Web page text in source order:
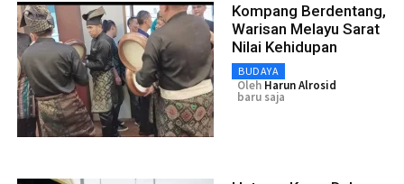
Kompang Berdentang,
Warisan Melayu Sarat
Nilai Kehidupan
BUDAYA
Oleh Harun Alrosid
baru saja